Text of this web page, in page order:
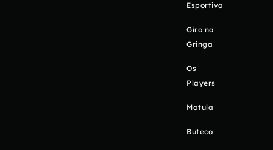
Esportiva
Giro na
Gringa
Os
Players
Matula
Buteco